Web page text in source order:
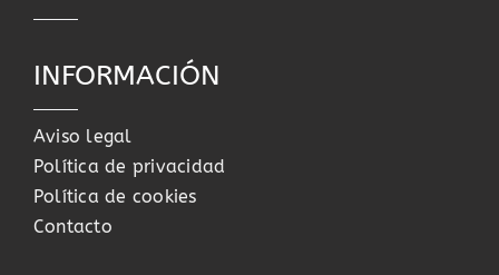
INFORMACIÓN
Aviso legal
Política de privacidad
Política de cookies
Contacto